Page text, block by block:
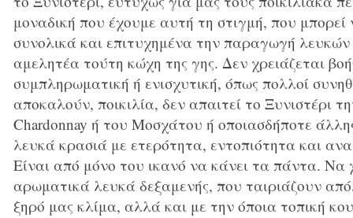
μοναδική που έχουμε αυτή τη στιγμή, που μπορεί
συνολικά και επιτυχημένα την παραγωγή λευκών
αμελητέα τούτη κώχη της γης. Δεν χρειάζεται
συμπληρωματική ή ενισχυτική, όπως πολλοί
αποκαλούν, ποικιλία, δεν απαιτεί το Ξυνιστέρι
Chardonnay ή του Μοσχάτου ή οποιασδήποτε
λευκά κρασιά με ετερότητα, εντοπιότητα και
Είναι από μόνο του ικανό να κάνει τα πάντα. Να
αρωματικά λευκά δεξαμενής, που ταιριάζουν
ξηρό μας κλίμα, αλλά και με την όποια τοπική